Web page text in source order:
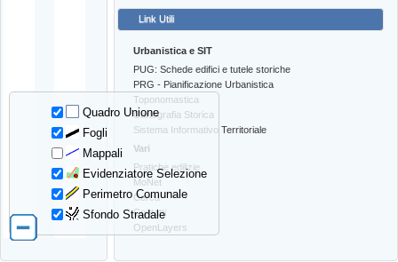
Link Utili
Urbanistica e SIT
PUG: Schede edifici e tutele storiche
PRG - Pianificazione Urbanistica
Toponomastica
Cartografia Storica
Sistema Informativo Territoriale
Vari
Pratiche edilizie
MoNet
Cerca
Contatti
OpenLayers
Quadro Unione
Fogli
Mappali
Evidenziatore Selezione
Perimetro Comunale
Sfondo Stradale